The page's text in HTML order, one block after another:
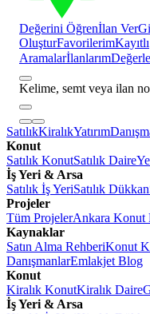
Değerini Öğrenİlan Ver
OluşturFavorilerimKayıtlı
Aramalarİlanlarım
Kelime, semt veya ilan
SatılıkKiralıkYatırım
Konut
Satılık KonutSatılık Daire
İş Yeri & Arsa
Satılık İş YeriSatılık Dükkan
Projeler
Tüm ProjelerAnkara Konut
Kaynaklar
Satın Alma RehberiKonut
DanışmanlarEmlakjet Blog
Konut
Kiralık KonutKiralık Daire
İş Yeri & Arsa